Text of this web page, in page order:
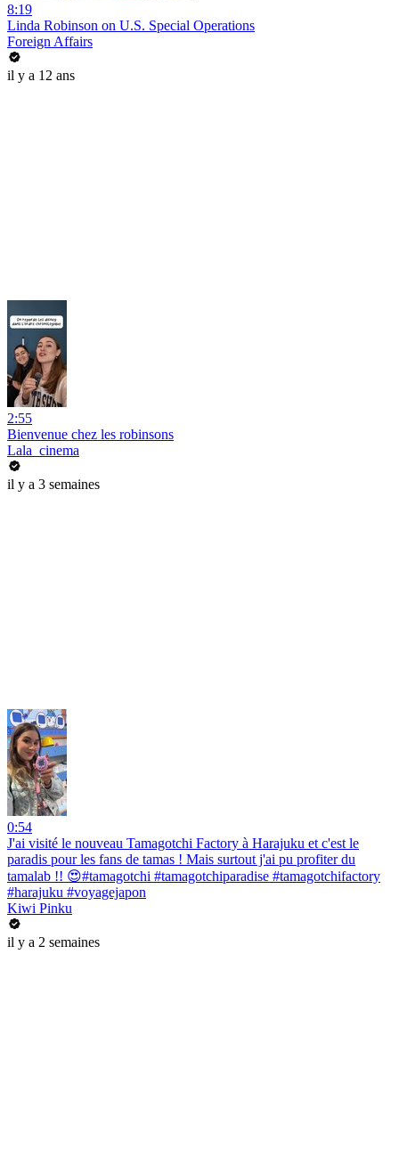
8:19
Linda Robinson on U.S. Special Operations
Foreign Affairs
il y a 12 ans
2:55
Bienvenue chez les robinsons
Lala_cinema
il y a 3 semaines
0:54
J'ai visité le nouveau Tamagotchi Factory à Harajuku et c'est le
paradis pour les fans de tamas ! Mais surtout j'ai pu profiter du
tamalab !! 😍#tamagotchi #tamagotchiparadise #tamagotchifactory
#harajuku #voyagejapon
Kiwi Pinku
il y a 2 semaines